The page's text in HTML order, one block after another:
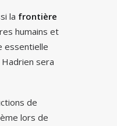
la frontière
humains et
essentielle
sera
de
lors de